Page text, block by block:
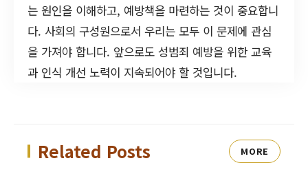
는 원인을 이해하고, 예방책을 마련하는 것이 중요합니
다. 사회의 구성원으로서 우리는 모두 이 문제에 관심
을 가져야 합니다. 앞으로도 성범죄 예방을 위한 교육
과 인식 개선 노력이 지속되어야 할 것입니다.
Related Posts MORE